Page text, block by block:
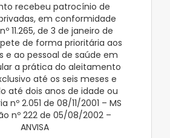
recebeu patrocínio de
em conformidade
11.265, de 3 de janeiro de
de forma prioritária aos
e ao pessoal de saúde em
a prática do aleitamento
até os seis meses e
até dois anos de idade ou
nº 2.051 de 08/11/2001 – MS
nº 222 de 05/08/2002 –
ANVISA